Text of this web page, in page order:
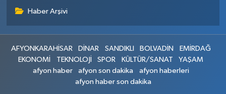
Haber Arşivi
AFYONKARAHİSAR DİNAR SANDIKLI BOLVADİN
EMİRDAĞ
EKONOMİ
TEKNOLOJİ SPOR KÜLTÜR/SANAT
YAŞAM
afyon haber
afyon son dakika
afyon haberleri
afyon haber son dakika